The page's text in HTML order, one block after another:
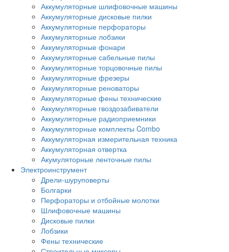
Аккумуляторные шлифовочные машины
Аккумуляторные дисковые пилки
Аккумуляторные перфораторы
Аккумуляторные лобзики
Аккумуляторные фонари
Аккумуляторные сабельные пилы
Аккумуляторные торцовочные пилы
Аккумуляторные фрезеры
Аккумуляторные реноваторы
Аккумуляторные фены технические
Аккумуляторные гвоздозабиватели
Аккумуляторные радиоприемники
Аккумуляторные комплекты Combo
Аккумуляторная измерительная техника
Аккумуляторная отвертка
Акумуляторные ленточные пилы
Электроинструмент
Дрели-шуруповерты
Болгарки
Перфораторы и отбойные молотки
Шлифовочные машины
Дисковые пилки
Лобзики
Фены технические